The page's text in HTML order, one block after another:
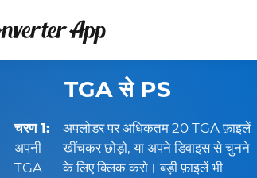
TGA से PS
चरण 1:
अपनी
TGA
अपलोडर पर अधिकतम 20 TGA फ़ाइलें
खींचकर छोड़ो, या अपने डिवाइस से चुनने
के लिए क्लिक करो। बड़ी फ़ाइलें भी